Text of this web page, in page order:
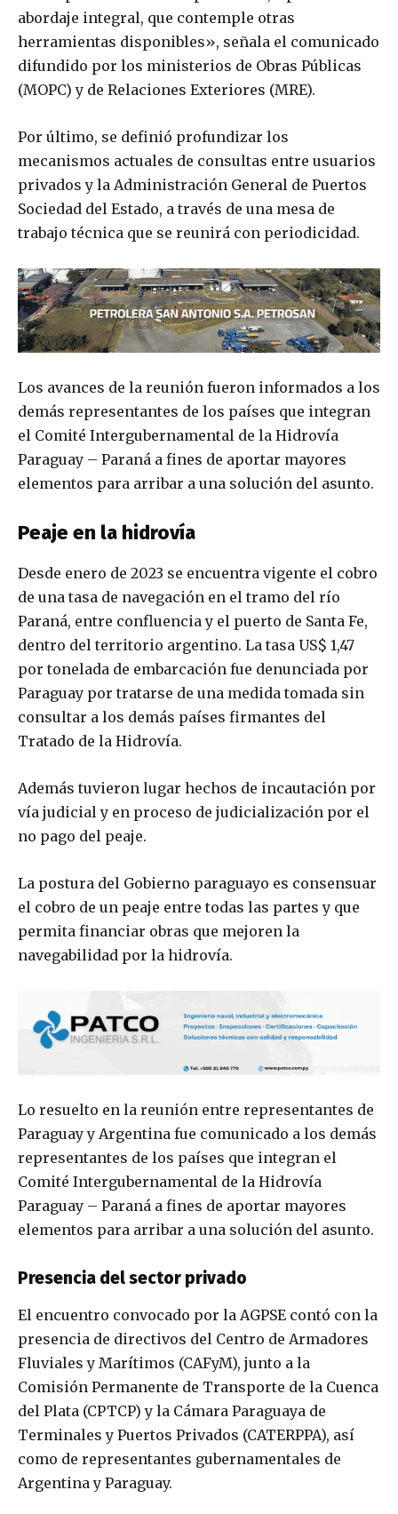
abordaje integral, que contemple otras
herramientas disponibles», señala el comunicado
difundido por los ministerios de Obras Públicas
(MOPC) y de Relaciones Exteriores (MRE).
Por último, se definió profundizar los
mecanismos actuales de consultas entre usuarios
privados y la Administración General de Puertos
Sociedad del Estado, a través de una mesa de
trabajo técnica que se reunirá con periodicidad.
Los avances de la reunión fueron informados a los
demás representantes de los países que integran
el Comité Intergubernamental de la Hidrovía
Paraguay – Paraná a fines de aportar mayores
elementos para arribar a una solución del asunto.
Peaje en la hidrovía
Desde enero de 2023 se encuentra vigente el cobro
de una tasa de navegación en el tramo del río
Paraná, entre confluencia y el puerto de Santa Fe,
dentro del territorio argentino. La tasa US$ 1,47
por tonelada de embarcación fue denunciada por
Paraguay por tratarse de una medida tomada sin
consultar a los demás países firmantes del
Tratado de la Hidrovía.
Además tuvieron lugar hechos de incautación por
vía judicial y en proceso de judicialización por el
no pago del peaje.
La postura del Gobierno paraguayo es consensuar
el cobro de un peaje entre todas las partes y que
permita financiar obras que mejoren la
navegabilidad por la hidrovía.
Lo resuelto en la reunión entre representantes de
Paraguay y Argentina fue comunicado a los demás
representantes de los países que integran el
Comité Intergubernamental de la Hidrovía
Paraguay – Paraná a fines de aportar mayores
elementos para arribar a una solución del asunto.
Presencia del sector privado
El encuentro convocado por la AGPSE contó con la
presencia de directivos del Centro de Armadores
Fluviales y Marítimos (CAFyM), junto a la
Comisión Permanente de Transporte de la Cuenca
del Plata (CPTCP) y la Cámara Paraguaya de
Terminales y Puertos Privados (CATERPPA), así
como de representantes gubernamentales de
Argentina y Paraguay.